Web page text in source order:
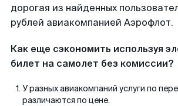
дорогая из найденных
рублей авиакомпанией Аэрофлот.
Как еще сэкономить используя
билет на самолет без комиссии?
У разных авиакомпаний услуги по
различаются по цене.